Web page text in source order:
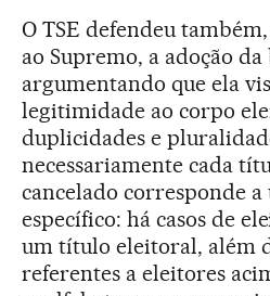
O TSE defendeu
ao Supremo, a adoção
argumentando que ela
legitimidade ao corpo
duplicidades e
necessariamente cada
cancelado corresponde
específico: há casos de
um título eleitoral, além
referentes a eleitores